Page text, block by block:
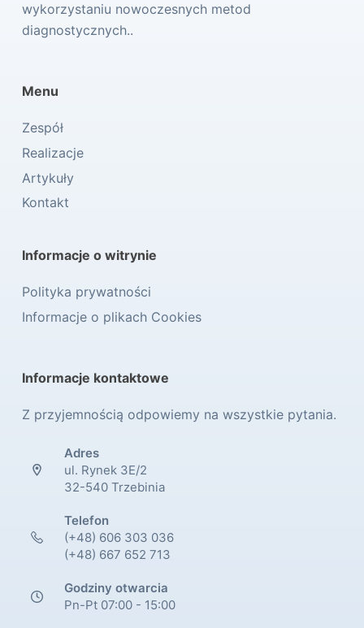
wykorzystaniu nowoczesnych metod
diagnostycznych..
Menu
Zespół
Realizacje
Artykuły
Kontakt
Informacje o witrynie
Polityka prywatności
Informacje o plikach Cookies
Informacje kontaktowe
Z przyjemnością odpowiemy na wszystkie pytania.
Adres
ul. Rynek 3E/2
32-540 Trzebinia
Telefon
(+48) 606 303 036
(+48) 667 652 713
Godziny otwarcia
Pn-Pt 07:00 - 15:00